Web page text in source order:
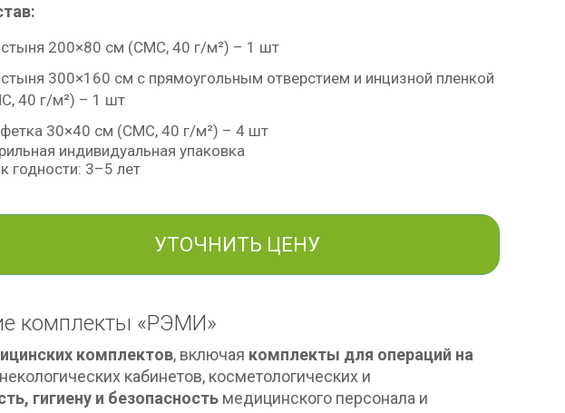
200×80 см (СМС, 40 г/м²) – 1 шт
300×160 см с прямоугольным отверстием и инцизной пленкой
40 г/м²) – 1 шт
30×40 см (СМС, 40 г/м²) – 4 шт
индивидуальная упаковка
годности: 3–5 лет
УТОЧНИТЬ ЦЕНУ
комплекты «РЭМИ»
комплектов, включая комплекты для операций на
кабинетов, косметологических и
гигиену и безопасность медицинского персонала и